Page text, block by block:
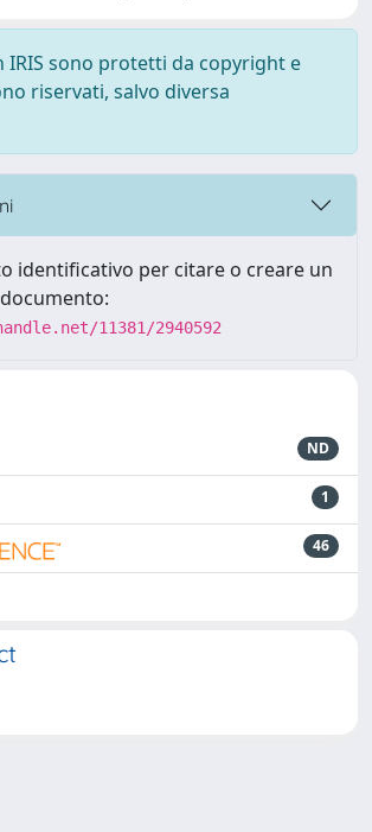
IRIS sono protetti da copyright e
riservati, salvo diversa
identificativo per citare o creare un
11381/2940592
ND
1
46